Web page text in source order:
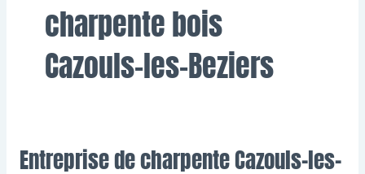
charpente bois
Cazouls-les-Beziers
Entreprise de charpente Cazouls-les-
Entreprise